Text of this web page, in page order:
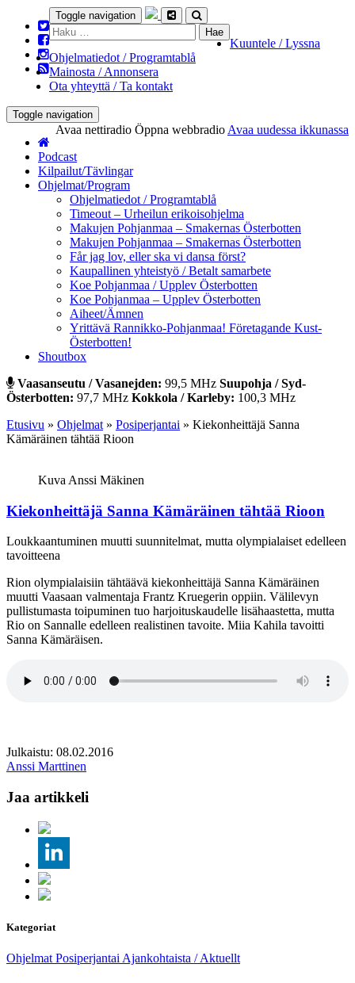
Toggle navigation
Haku:
Kuuntele / Lyssna
Ohjelmatiedot / Programtablå
Mainosta / Annonsera
Ota yhteyttä / Ta kontakt
Toggle navigation
Avaa nettiradio Öppna webbradio Avaa uudessa ikkunassa
Podcast
Kilpailut/Tävlingar
Ohjelmat/Program
Ohjelmatiedot / Programtablå
Timeout – Urheilun erikoisohjelma
Makujen Pohjanmaa – Smakernas Österbotten
Makujen Pohjanmaa – Smakernas Österbotten
Får jag lov, eller ska vi dansa först?
Kaupallinen yhteistyö / Betalt samarbete
Koe Pohjanmaa / Upplev Österbotten
Koe Pohjanmaa – Upplev Österbotten
Aiheet/Ämnen
Yrittävä Rannikko-Pohjanmaa! Företagande Kust-
Österbotten!
Shoutbox
Vaasanseutu / Vasanejden: 99,5 MHz Suupohja / Syd-
Österbotten: 97,7 MHz Kokkola / Karleby: 100,3 MHz
Etusivu » Ohjelmat » Posiperjantai » Kiekonheittäjä Sanna
Kämäräinen tähtää Rioon
Kuva Anssi Mäkinen
Kiekonheittäjä Sanna Kämäräinen tähtää Rioon
Loukkaantuminen muutti suunnitelmat, mutta olympialaiset edelleen
tavoitteena
Rion olympialaisiin tähtäävä kiekonheittäjä Sanna Kämäräinen
muutti Vaasaan valmentaja Frantz Kruegerin oppiin. Välilevyn
pullistumasta toipuminen tuo harjoituskaudelle lisähaastetta, mutta
Rio on Sannalle edelleen realistinen tavoite. Miia Kahila tavoitti
Sanna Kämäräisen.
Julkaistu: 08.02.2016
Anssi Marttinen
Jaa artikkeli
Kategoriat
Ohjelmat Posiperjantai Ajankohtaista / Aktuellt